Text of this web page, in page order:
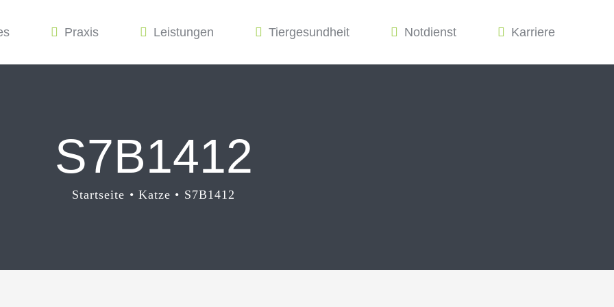
Praxis Leistungen Tiergesundheit Notdienst Karriere
S7B1412
Startseite Katze S7B1412